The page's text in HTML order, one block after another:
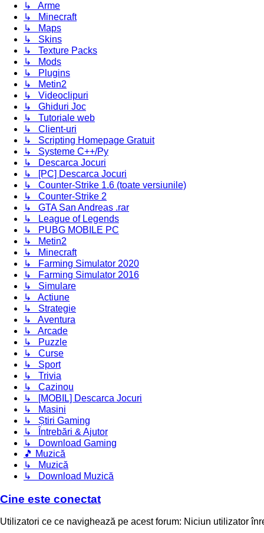
↳ Arme
↳ Minecraft
↳ Maps
↳ Skins
↳ Texture Packs
↳ Mods
↳ Plugins
↳ Metin2
↳ Videoclipuri
↳ Ghiduri Joc
↳ Tutoriale web
↳ Client-uri
↳ Scripting Homepage Gratuit
↳ Systeme C++/Py
↳ Descarca Jocuri
↳ [PC] Descarca Jocuri
↳ Counter-Strike 1.6 (toate versiunile)
↳ Counter-Strike 2
↳ GTA San Andreas .rar
↳ League of Legends
↳ PUBG MOBILE PC
↳ Metin2
↳ Minecraft
↳ Farming Simulator 2020
↳ Farming Simulator 2016
↳ Simulare
↳ Actiune
↳ Strategie
↳ Aventura
↳ Arcade
↳ Puzzle
↳ Curse
↳ Sport
↳ Trivia
↳ Cazinou
↳ [MOBIL] Descarca Jocuri
↳ Masini
↳ Știri Gaming
↳ Întrebări & Ajutor
↳ Download Gaming
🎵 Muzică
↳ Muzică
↳ Download Muzică
Cine este conectat
Utilizatori ce ce navighează pe acest forum: Niciun utilizator